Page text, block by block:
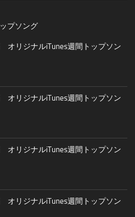
プソング
オリジナルiTunes週間トップソン
オリジナルiTunes週間トップソン
オリジナルiTunes週間トップソン
オリジナルiTunes週間トップソン